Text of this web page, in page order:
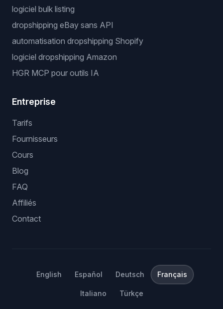
logiciel bulk listing
dropshipping eBay sans API
automatisation dropshipping Shopify
logiciel dropshipping Amazon
HGR MCP pour outils IA
Entreprise
Tarifs
Fournisseurs
Cours
Blog
FAQ
Affiliés
Contact
English Español Deutsch Français
Italiano Türkçe